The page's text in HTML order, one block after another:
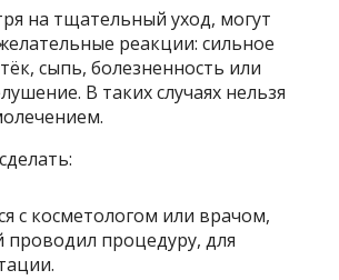
на тщательный уход, могут
реакции: сильное
сыпь, болезненность или
В таких случаях нельзя
с косметологом или врачом,
проводил процедуру, для